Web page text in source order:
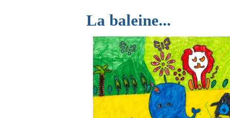
La baleine...